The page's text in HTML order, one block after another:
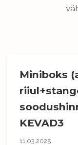
Miniboks
KEVAD3
11.03.2025